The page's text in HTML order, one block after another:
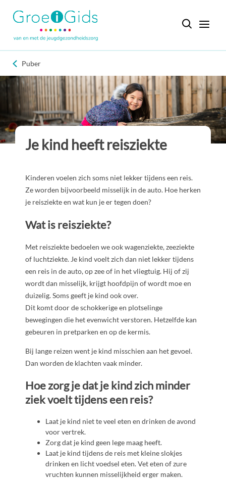
Puber
Je kind heeft reisziekte
Kinderen voelen zich soms niet lekker tijdens een reis.
Ze worden bijvoorbeeld misselijk in de auto. Hoe herken
je reisziekte en wat kun je er tegen doen?
Wat is reisziekte?
Met reisziekte bedoelen we ook wagenziekte, zeeziekte
of luchtziekte. Je kind voelt zich dan niet lekker tijdens
een reis in de auto, op zee of in het vliegtuig. Hij of zij
wordt dan misselijk, krijgt hoofdpijn of wordt moe en
duizelig. Soms geeft je kind ook over.
Dit komt door de schokkerige en plotselinge
bewegingen die het evenwicht verstoren. Hetzelfde kan
gebeuren in pretparken en op de kermis.
Bij lange reizen went je kind misschien aan het gevoel.
Dan worden de klachten vaak minder.
Hoe zorg je dat je kind zich minder
ziek voelt tijdens een reis?
Laat je kind niet te veel eten en drinken de avond
voor vertrek.
Zorg dat je kind geen lege maag heeft.
Laat je kind tijdens de reis met kleine slokjes
drinken en licht voedsel eten. Vet eten of zure
vruchten kunnen misselijkheid erger maken.